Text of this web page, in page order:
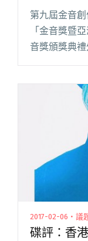
第九屆金音
「金音獎暨
音獎頒獎典
讀全文 "林
金音創作獎
2017-02-06・議
碟評：香